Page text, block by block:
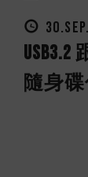
USB3.2
隨身